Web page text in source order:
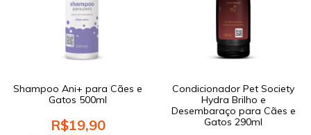
Shampoo Ani+ para Cães e
Gatos 500ml
R$19,90
Condicionador Pet Society
Hydra Brilho e
Desembaraço para Cães e
Gatos 290ml